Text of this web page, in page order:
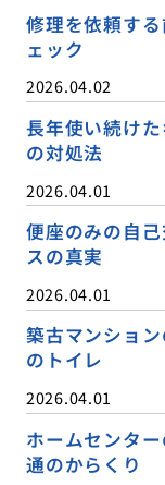
修理を依頼す
ェック
2026.04.02
長年使い続け
の対処法
2026.04.01
便座のみの自
スの真実
2026.04.01
築古マンショ
のトイレ
2026.04.01
ホームセンタ
通のからくり